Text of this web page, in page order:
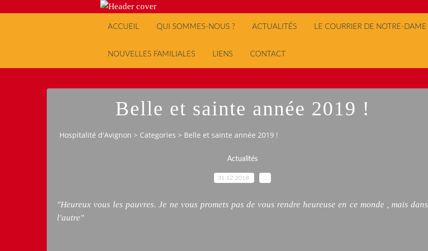
ACCUEIL QUI SOMMES-NOUS ? ACTUALITÉS LE COURRIER DE NOTRE-DAME
NOUVELLES FAMILIALES LIENS CONTACT
Belle et sainte année 2019 !
Hospitalité d'Avignon > Categories > Belle et sainte année 2019 !
Actualités
31.12.2018
"Heureux vous les pauvres. Je ne vous promets pas de vous rendre heureuse en ce monde , mais dans
l'autre"